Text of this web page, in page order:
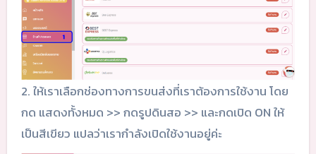
2. ให้เราเลือกช่องทางการขนส่งที่เราต้องการใช้งาน โดย
กด แสดงทั้งหมด >> กดรูปดินสอ >> และกดเปิด ON ให้
เป็นสีเขียว แปลว่าเรากำลังเปิดใช้งานอยู่ค่ะ